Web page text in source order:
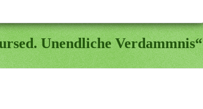
Unendliche Verdammnis“